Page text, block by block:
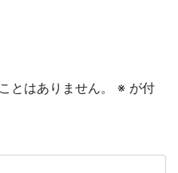
とはありません。 ※ が付